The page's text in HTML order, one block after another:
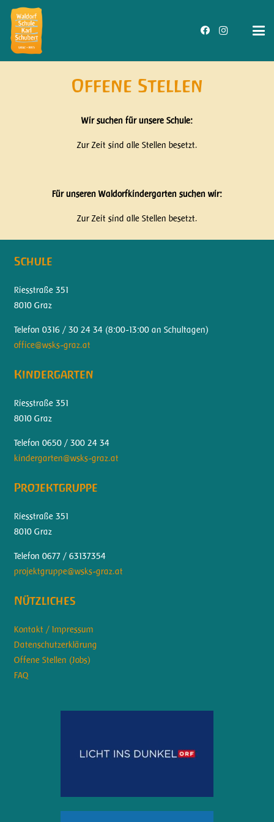
Offene Stellen
Wir suchen für unsere Schule:
Zur Zeit sind alle Stellen besetzt.
Für unseren Waldorfkindergarten suchen wir:
Zur Zeit sind alle Stellen besetzt.
Schule
Riesstraße 351
8010 Graz
Telefon 0316 / 30 24 34 (8:00-13:00 an Schultagen)
office@wsks-graz.at
Kindergarten
Riesstraße 351
8010 Graz
Telefon 0650 / 300 24 34
kindergarten@wsks-graz.at
Projektgruppe
Riesstraße 351
8010 Graz
Telefon 0677 / 63137354
projektgruppe@wsks-graz.at
Nützliches
Kontakt / Impressum
Datenschutzerklärung
Offene Stellen (Jobs)
FAQ